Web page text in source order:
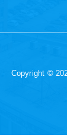
Copyright ©